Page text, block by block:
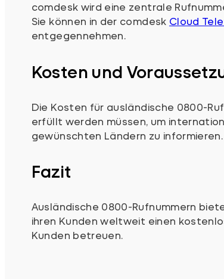
comdesk wird eine zentrale
Sie können in der comdesk Cloud
entgegennehmen.
Kosten und
Die Kosten für ausländische 0800-
erfüllt werden müssen, um
gewünschten Ländern zu
Fazit
Ausländische 0800-Rufnummern
ihren Kunden weltweit einen
Kunden betreuen.